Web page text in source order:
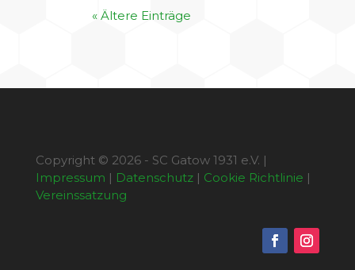
« Ältere Einträge
Copyright © 2026 - SC Gatow 1931 e.V. |
Impressum | Datenschutz| Cookie Richtlinie |
Vereinssatzung